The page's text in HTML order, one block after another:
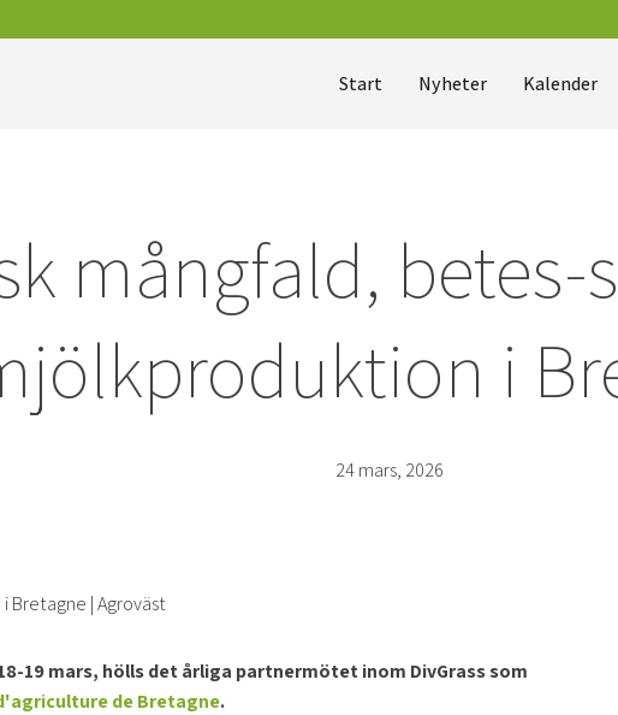
Start Nyheter Kalender
mångfald, betes-
i
24 mars, 2026
19 mars, hölls det årliga partnermötet inom DivGrass som
de Bretagne.